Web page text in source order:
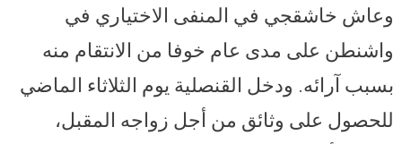
وعاش خاشقجي في المنفى الاختياري في
واشنطن على مدى عام خوفا من الانتقام منه
بسبب آرائه. ودخل القنصلية يوم الثلاثاء الماضي
للحصول على وثائق من أجل زواجه المقبل،